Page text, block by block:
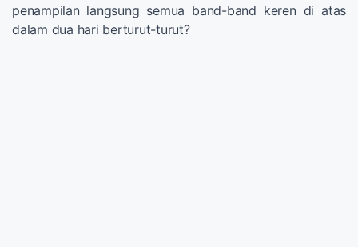
penampilan langsung semua band-band keren di atas
dalam dua hari berturut-turut?